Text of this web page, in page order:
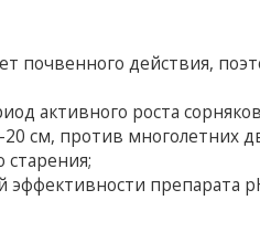
почвенного действия,
активного роста
см, против многолетних
старения;
эффективности препарата